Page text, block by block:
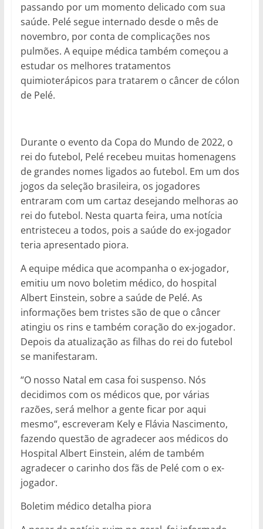
passando por um momento delicado com sua
saúde. Pelé segue internado desde o mês de
novembro, por conta de complicações nos
pulmões. A equipe médica também começou a
estudar os melhores tratamentos
quimioterápicos para tratarem o câncer de cólon
de Pelé.
Durante o evento da Copa do Mundo de 2022, o
rei do futebol, Pelé recebeu muitas homenagens
de grandes nomes ligados ao futebol. Em um dos
jogos da seleção brasileira, os jogadores
entraram com um cartaz desejando melhoras ao
rei do futebol. Nesta quarta feira, uma notícia
entristeceu a todos, pois a saúde do ex-jogador
teria apresentado piora.
A equipe médica que acompanha o ex-jogador,
emitiu um novo boletim médico, do hospital
Albert Einstein, sobre a saúde de Pelé. As
informações bem tristes são de que o câncer
atingiu os rins e também coração do ex-jogador.
Depois da atualização as filhas do rei do futebol
se manifestaram.
“O nosso Natal em casa foi suspenso. Nós
decidimos com os médicos que, por várias
razões, será melhor a gente ficar por aqui
mesmo“, escreveram Kely e Flávia Nascimento,
fazendo questão de agradecer aos médicos do
Hospital Albert Einstein, além de também
agradecer o carinho dos fãs de Pelé com o ex-
jogador.
Boletim médico detalha piora